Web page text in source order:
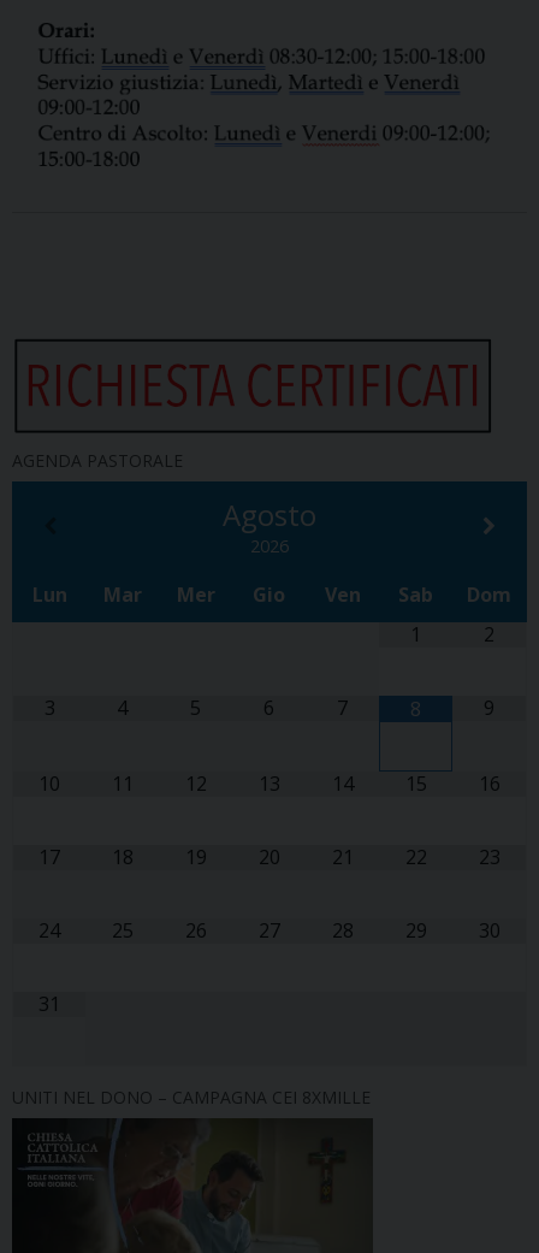
AGENDA PASTORALE
Agosto
2026
Lun Mar Mer Gio Ven Sab
Dom
1
2
3 4 5 6 7 8 9
10 11 12 13 14 15 16
17 18 19 20 21 22 23
24 25 26 27 28 29 30
31
UNITI NEL DONO – CAMPAGNA CEI 8XMILLE